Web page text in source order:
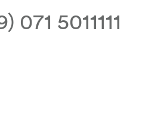
071 5011111